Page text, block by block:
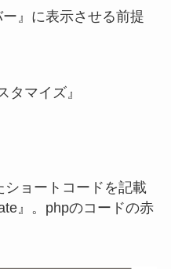
』に表示させる前提
タマイズ』
ョートコードを記載
』。phpのコードの赤